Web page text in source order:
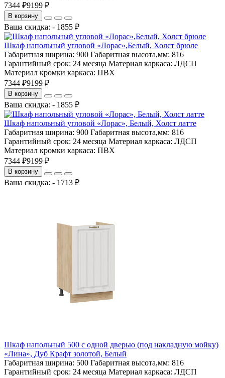
7344 ₽9199 ₽
В корзину
Ваша скидка: - 1855 ₽
Шкаф напольный угловой «Лорас»,Белый, Холст брюле
Габаритная ширина: 900 Габаритная высота,мм: 816
Гарантийный срок: 24 месяца Материал каркаса: ЛДСП
Материал кромки каркаса: ПВХ
7344 ₽9199 ₽
В корзину
Ваша скидка: - 1855 ₽
Шкаф напольный угловой «Лорас», Белый, Холст латте
Габаритная ширина: 900 Габаритная высота,мм: 816
Гарантийный срок: 24 месяца Материал каркаса: ЛДСП
Материал кромки каркаса: ПВХ
7344 ₽9199 ₽
В корзину
Ваша скидка: - 1713 ₽
Шкаф напольный 500 с одной дверью (под накладную мойку)
«Лина», Дуб Крафт золотой, Белый
Габаритная ширина: 500 Габаритная высота,мм: 816
Гарантийный срок: 24 месяца Материал каркаса: ЛДСП